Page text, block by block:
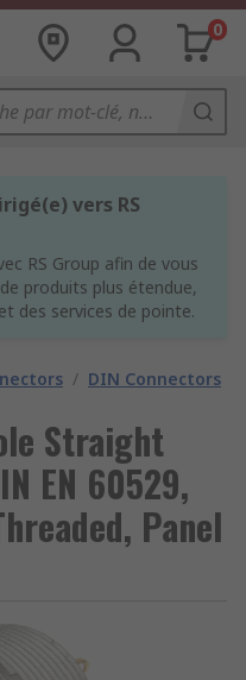
0
vers RS
RS Group afin de vous
produits plus étendue,
des services de pointe.
/ DIN Connectors
Straight
EN 60529,
Panel